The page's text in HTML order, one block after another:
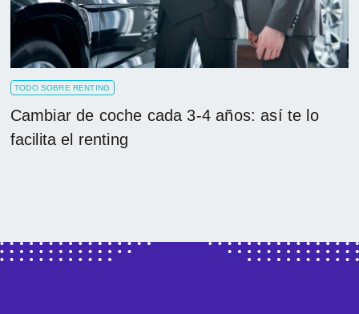
TODO SOBRE RENTING
Cambiar de coche cada 3-4 años: así te lo
facilita el renting